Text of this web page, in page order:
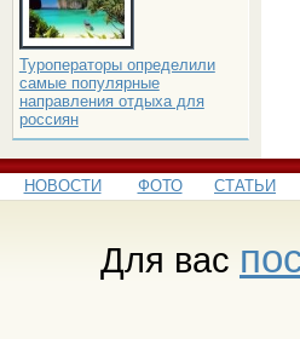
Туроператоры определили
самые популярные
направления отдыха для
россиян
НОВОСТИ ФОТО СТАТЬИ
Для вас